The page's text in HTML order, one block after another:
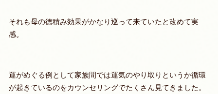
それも母の徳積み効果がかなり巡って来ていたと改めて実
感。
運がめぐる例として家族間では運気のやり取りというか循環
が起きているのをカウンセリングでたくさん見てきました。